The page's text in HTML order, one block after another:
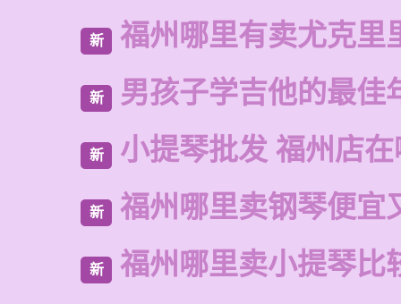
新 福州哪里有卖尤克里
新 男孩子学吉他的最佳
新 小提琴批发 福州店
新 福州哪里卖钢琴便宜
新 福州哪里卖小提琴比